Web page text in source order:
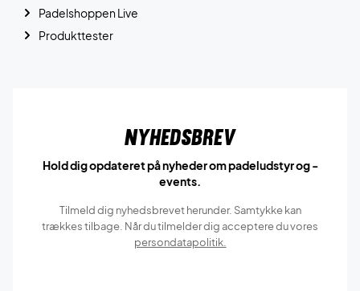
Padelshoppen Live
Produkttester
Nyhedsbrev
Hold dig opdateret på nyheder om padeludstyr og -
events.
Tilmeld dig nyhedsbrevet herunder. Samtykke kan
trækkes tilbage. Når du tilmelder dig acceptere du vores
persondatapolitik.